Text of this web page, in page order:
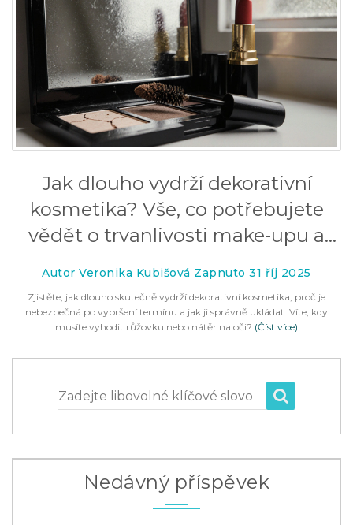
Jak dlouho vydrží dekorativní
kosmetika? Vše, co potřebujete
vědět o trvanlivosti make-upu a
Autor Veronika Kubišová Zapnuto 31 říj 2025
Zjistěte, jak dlouho skutečně vydrží dekorativní kosmetika, proč je
nebezpečná po vypršení termínu a jak ji správně ukládat. Víte, kdy
musíte vyhodit růžovku nebo nátěr na oči? (Číst více)
Zadejte libovolné klíčové slovo
Nedávný příspěvek